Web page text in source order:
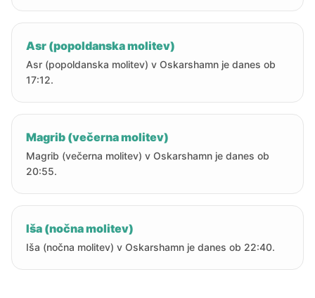
Asr (popoldanska molitev)
Asr (popoldanska molitev) v Oskarshamn je danes ob
17:12.
Magrib (večerna molitev)
Magrib (večerna molitev) v Oskarshamn je danes ob
20:55.
Iša (nočna molitev)
Iša (nočna molitev) v Oskarshamn je danes ob 22:40.